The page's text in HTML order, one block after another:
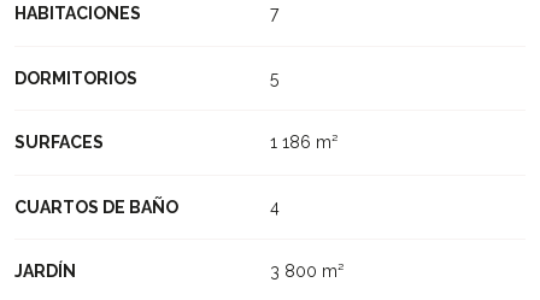
HABITACIONES 7
DORMITORIOS 5
SURFACES 1 186 m²
CUARTOS DE BAÑO 4
JARDÍN 3 800 m²